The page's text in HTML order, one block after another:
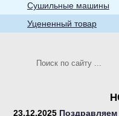
Телевизоры
Сушильные машины
Уцененный товар
23.12.2025